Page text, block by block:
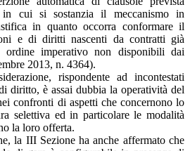
cui si sostanzia il meccanismo in
in quanto occorra conformare il
e di diritti nascenti da contratti già
ordine imperativo non disponibili dai
2013, n. 4364).
rispondente ad incontestati
diritto, è assai dubbia la operatività del
confronti di aspetti che concernono lo
selettiva ed in particolare le modalità
la loro offerta.
la III Sezione ha anche affermato che